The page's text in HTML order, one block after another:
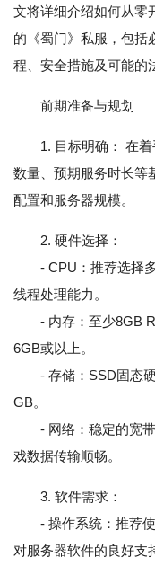
文将详细介绍如何从零
的《蜀门》私服，包括
程、安全措施及可能的
前期准备与规划
1. 目标明确： 在
数量、预期服务时长等
配置和服务器规模。
2. 硬件选择：
- CPU：推荐选择多
线程处理能力。
- 内存：至少8GB
6GB或以上。
- 存储：SSD固态硬
GB。
- 网络：稳定的宽带
戏数据传输顺畅。
3. 软件需求：
- 操作系统：推荐使
对服务器软件的良好支